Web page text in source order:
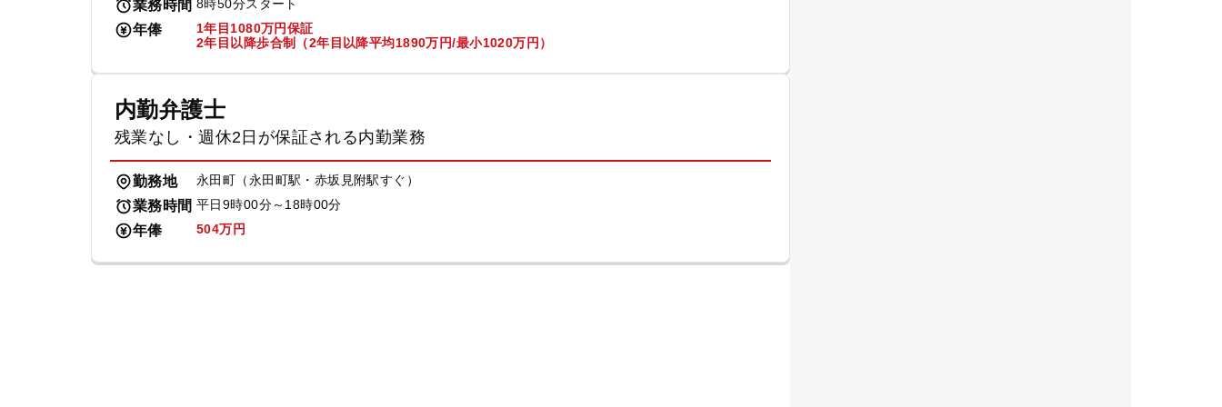
業務時間 8時50分スタート
年俸
1年目1080万円保証
2年目以降歩合制（2年目以降平均1890万円/最小1020万円）
内勤弁護士
残業なし・週休2日が保証される内勤業務
勤務地 永田町（永田町駅・赤坂見附駅すぐ）
業務時間 平日9時00分～18時00分
年俸 504万円